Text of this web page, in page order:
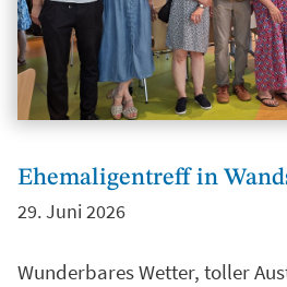
Ehemaligentreff in
29. Juni 2026
Wunderbares Wetter, toller